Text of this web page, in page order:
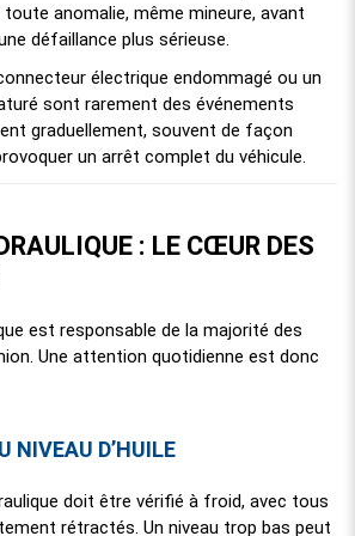
anomalie, même mineure, avant
défaillance plus sérieuse.
électrique endommagé ou un
sont rarement des événements
graduellement, souvent de façon
un arrêt complet du véhicule.
: LE CŒUR DES
est responsable de la majorité des
Une attention quotidienne est donc
NIVEAU D’HUILE
doit être vérifié à froid, avec tous
rétractés. Un niveau trop bas peut